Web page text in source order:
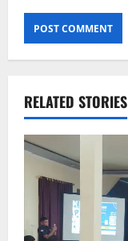
RELATED STORIES